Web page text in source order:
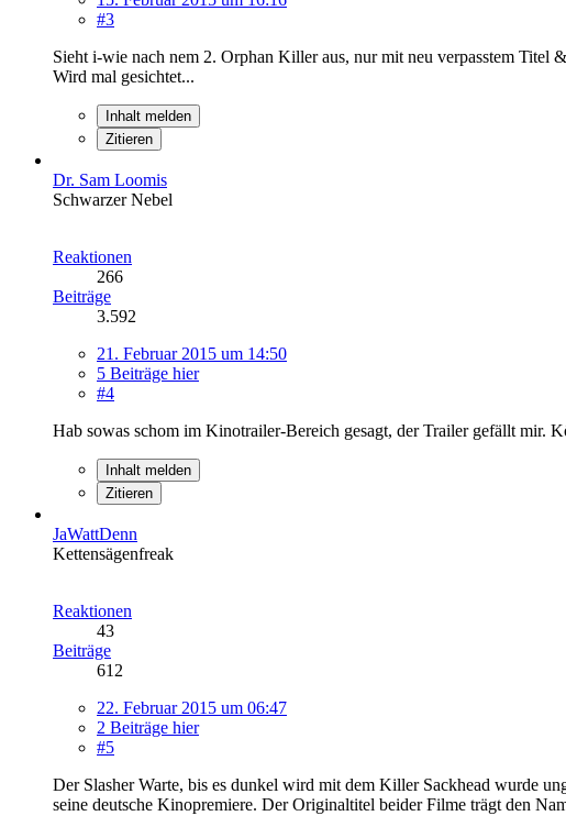
#3
Sieht i-wie nach nem 2. Orphan Killer aus, nur mit neu verpasstem Titel
Wird mal gesichtet...
Inhalt melden
Zitieren
Dr. Sam Loomis
Schwarzer Nebel
Reaktionen
266
Beiträge
3.592
21. Februar 2015 um 14:50
5 Beiträge hier
#4
Hab sowas schom im Kinotrailer-Bereich gesagt, der Trailer gefällt mir.
Inhalt melden
Zitieren
JaWattDenn
Kettensägenfreak
Reaktionen
43
Beiträge
612
22. Februar 2015 um 06:47
2 Beiträge hier
#5
Der Slasher Warte, bis es dunkel wird mit dem Killer Sackhead wurde
seine deutsche Kinopremiere. Der Originaltitel beider Filme trägt den